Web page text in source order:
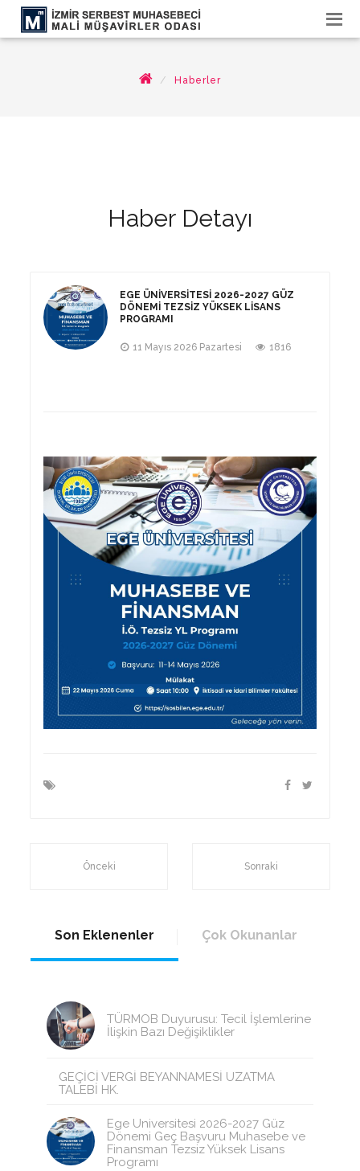
Haberler
Haber Detayı
EGE ÜNIVERSITESI 2026-2027 GÜZ
DÖNEMI TEZSIZ YÜKSEK LISANS
PROGRAMI
11 Mayıs 2026 Pazartesi 1816
Önceki Sonraki
Son Eklenenler Çok Okunanlar
TÜRMOB Duyurusu: Tecil İşlemlerine
İlişkin Bazı Değişiklikler
GEÇİCİ VERGİ BEYANNAMESİ UZATMA
TALEBİ HK.
Ege Üniversitesi 2026-2027 Güz
Dönemi Geç Başvuru Muhasebe ve
Finansman Tezsiz Yüksek Lisans
Programı